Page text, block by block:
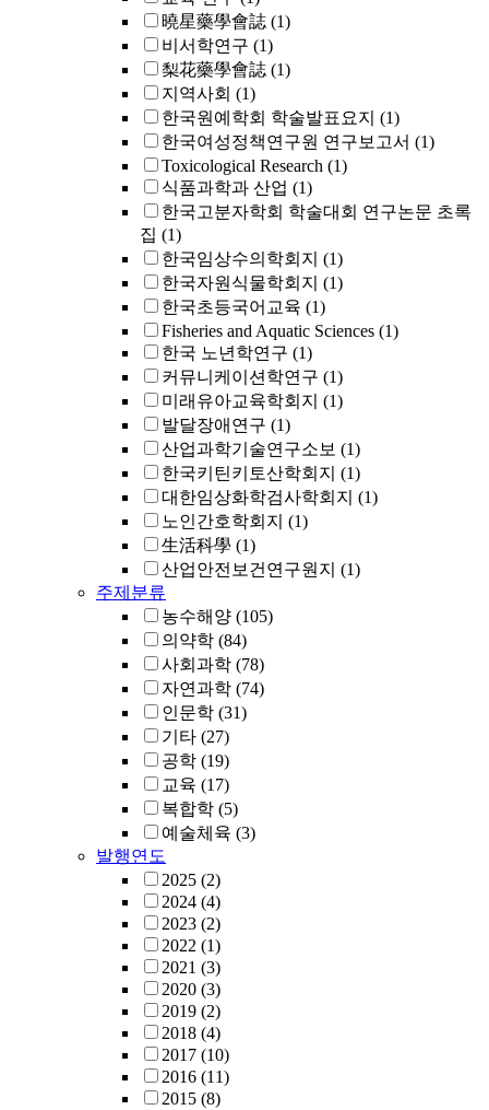
曉星藥學會誌 (1)
비서학연구 (1)
梨花藥學會誌 (1)
지역사회 (1)
한국원예학회 학술발표요지 (1)
한국여성정책연구원 연구보고서 (1)
Toxicological Research (1)
식품과학과 산업 (1)
한국고분자학회 학술대회 연구논문 초록
집 (1)
한국임상수의학회지 (1)
한국자원식물학회지 (1)
한국초등국어교육 (1)
Fisheries and Aquatic Sciences (1)
한국 노년학연구 (1)
커뮤니케이션학연구 (1)
미래유아교육학회지 (1)
발달장애연구 (1)
산업과학기술연구소보 (1)
한국키틴키토산학회지 (1)
대한임상화학검사학회지 (1)
노인간호학회지 (1)
生活科學 (1)
산업안전보건연구원지 (1)
주제분류
농수해양 (105)
의약학 (84)
사회과학 (78)
자연과학 (74)
인문학 (31)
기타 (27)
공학 (19)
교육 (17)
복합학 (5)
예술체육 (3)
발행연도
2025 (2)
2024 (4)
2023 (2)
2022 (1)
2021 (3)
2020 (3)
2019 (2)
2018 (4)
2017 (10)
2016 (11)
2015 (8)